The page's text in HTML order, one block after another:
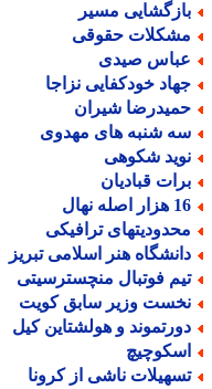
مسیر
حقوقی
صیدی
خودکفایی نزاجا
شیران
شنبه های مهدوی
شکوهی
قبادیان
نهال
ترافیکی
هنر اسلامی تبریز
فوتبال منچسترسیتی
وزیر سابق کویت
و هولشتاین کیل
ناشی از کرونا